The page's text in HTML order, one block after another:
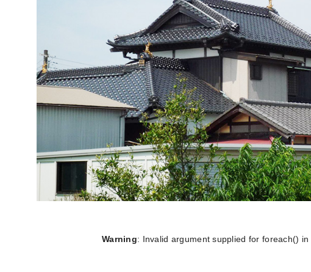
Warning: Invalid argument supplied for foreach() in